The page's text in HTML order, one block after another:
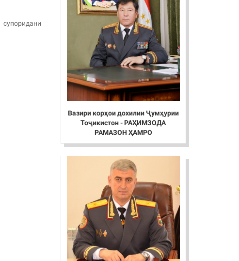
Вазири корҳои дохилии Ҷумҳурии
Тоҷикистон - РАҲИМЗОДА
РАМАЗОН ҲАМРО